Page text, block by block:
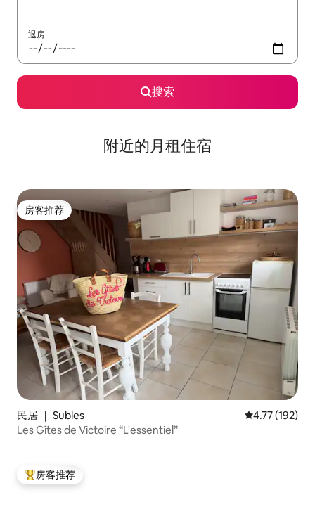
退房
搜索
附近的月租住宿
房客推荐
房客推荐
民居 ｜ Subles 平均评分 4.77
4.77 (192)
Les Gîtes de Victoire “L'essentiel”
热门「房客推荐」
房客推荐